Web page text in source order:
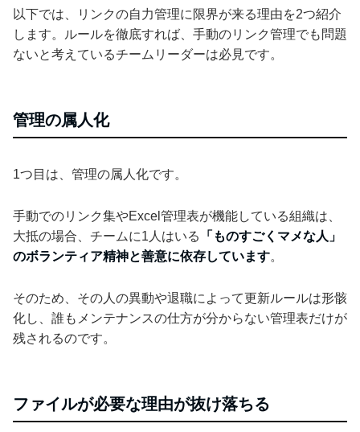
以下では、リンクの自力管理に限界が来る理由を2つ紹介
します。ルールを徹底すれば、手動のリンク管理でも問題
ないと考えているチームリーダーは必見です。
管理の属人化
1つ目は、管理の属人化です。
手動でのリンク集やExcel管理表が機能している組織は、
大抵の場合、チームに1人はいる
「ものすごくマメな人」
のボランティア精神と善意に依存しています。
そのため、その人の異動や退職によって更新ルールは形骸
化し、誰もメンテナンスの仕方が分からない管理表だけが
残されるのです。
ファイルが必要な理由が抜け落ちる